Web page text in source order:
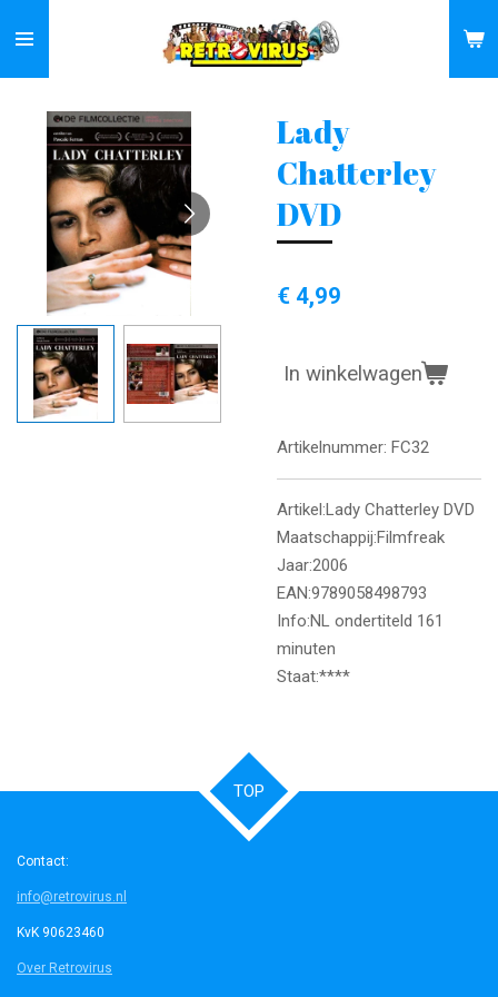
direct
naar
hoofdinhoud
Lady
Chatterley
DVD
€ 4,99
In winkelwagen
Artikelnummer: FC32
Artikel:Lady Chatterley DVD
Maatschappij:Filmfreak
Jaar:2006
EAN:9789058498793
Info:NL ondertiteld 161
minuten
Staat:****
TOP
Contact:
info@retrovirus.nl
KvK 90623460
Over Retrovirus